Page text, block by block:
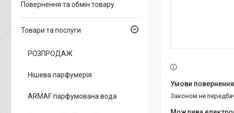
Законом не
Повернення та обмін товару
Товари та послуги
РОЗПРОДАЖ
Нішева парфумерія
ARMAF парфумована вода